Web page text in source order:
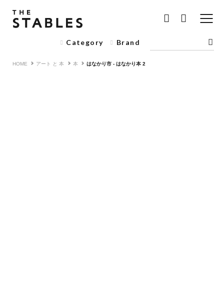
Category Brand
HOME アート と 本 本 はなかり市 - はなかり本 2